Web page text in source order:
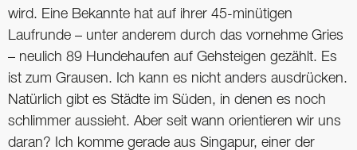
wird. Eine Bekannte hat auf ihrer 45-minütigen
Laufrunde – unter anderem durch das vornehme Gries
– neulich 89 Hundehaufen auf Gehsteigen gezählt. Es
ist zum Grausen. Ich kann es nicht anders ausdrücken.
Natürlich gibt es Städte im Süden, in denen es noch
schlimmer aussieht. Aber seit wann orientieren wir uns
daran? Ich komme gerade aus Singapur, einer der